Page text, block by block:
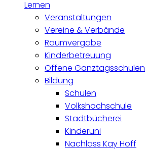
Lernen
Veranstaltungen
Vereine & Verbände
Raumvergabe
Kinderbetreuung
Offene Ganztagsschulen
Bildung
Schulen
Volkshochschule
Stadtbücherei
Kinderuni
Nachlass Kay Hoff